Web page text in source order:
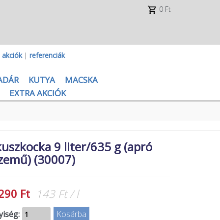
0 Ft
akciók| referenciák
KUTYA
MACSKA
EXTRA AKCIÓK
9 liter/635 g (apró
(30007)
Ft 143 Ft / l